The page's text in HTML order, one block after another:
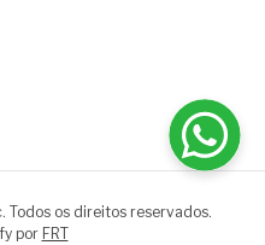
os direitos reservados.
por FRT